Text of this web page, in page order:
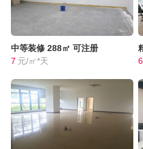
中等装修 288㎡ 可注册
7 元/㎡*天
6